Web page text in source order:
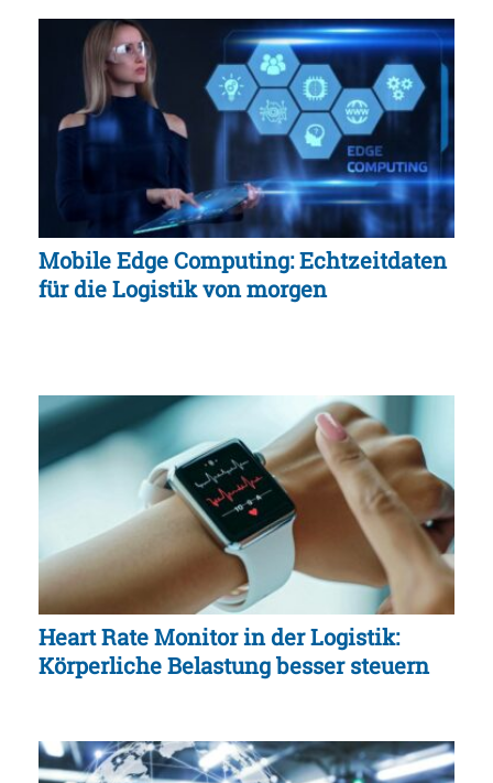
Mobile Edge Computing: Echtzeitdaten
für die Logistik von morgen
Heart Rate Monitor in der Logistik:
Körperliche Belastung besser steuern